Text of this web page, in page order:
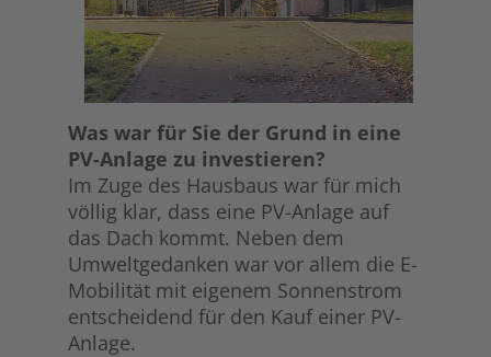
Was war für Sie der Grund in eine
PV-Anlage zu investieren?
Im Zuge des Hausbaus war für mich
völlig klar, dass eine PV-Anlage auf
das Dach kommt. Neben dem
Umweltgedanken war vor allem die E-
Mobilität mit eigenem Sonnenstrom
entscheidend für den Kauf einer PV-
Anlage.